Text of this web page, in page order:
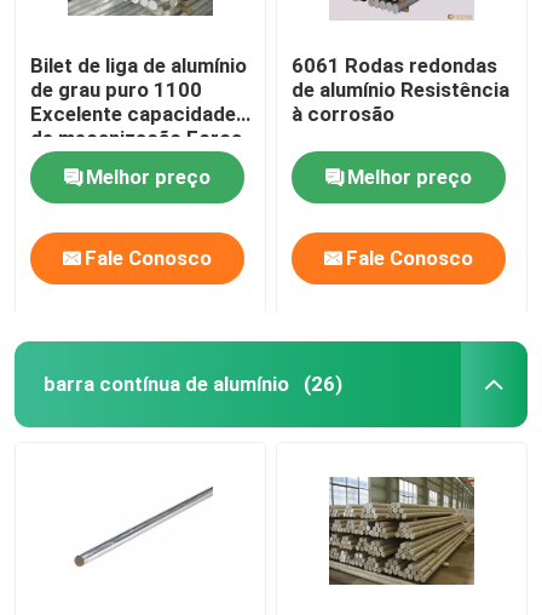
tubulação quadrada de alumínio
Bilet de liga de alumínio
de grau puro 1100
Excelente capacidade
de mecanização Força
de manutenção
Melhor preço
Fale Conosco
6061 Rodas redondas
de alumínio Resistência
à corrosão
Melhor preço
Fale Conosco
barra contínua de alumínio (26)